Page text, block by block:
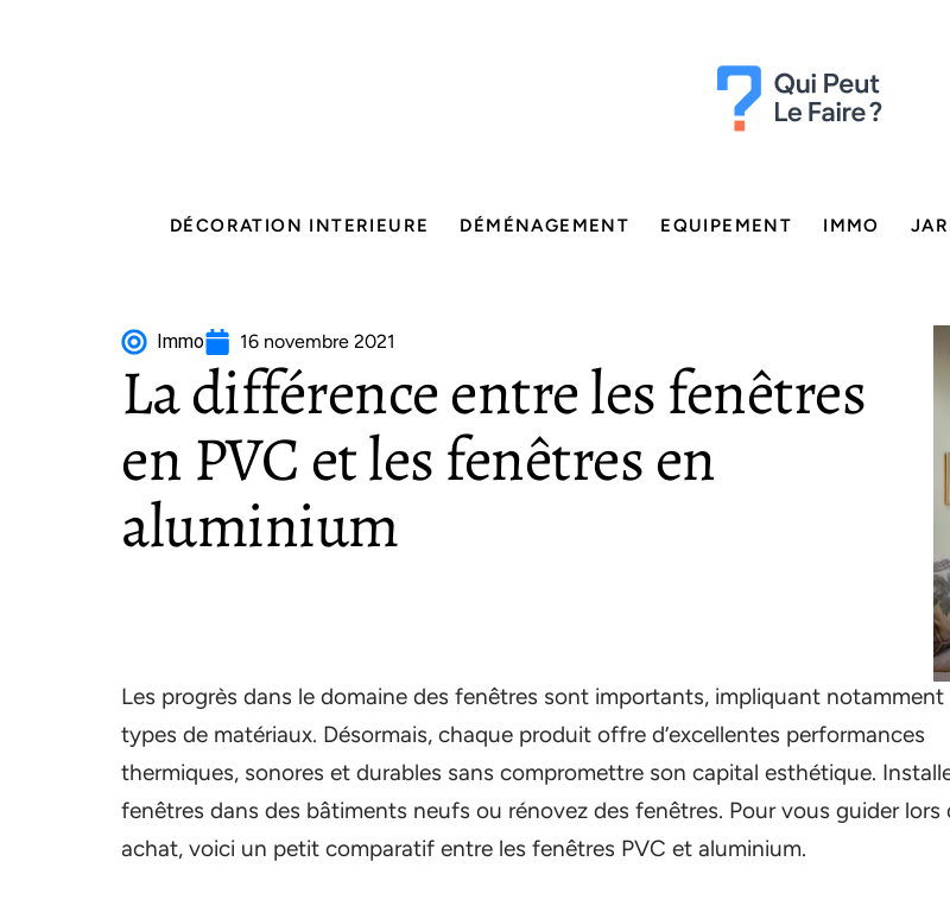
DÉCORATION INTERIEURE DÉMÉNAGEMENT EQUIPEMENT IMMO
Immo 16 novembre 2021
La différence entre les fenêtres
en PVC et les fenêtres en
aluminium
Les progrès dans le domaine des fenêtres sont importants, impliquant notamment
types de matériaux. Désormais, chaque produit offre d’excellentes performances
thermiques, sonores et durables sans compromettre son capital esthétique.
fenêtres dans des bâtiments neufs ou rénovez des fenêtres. Pour vous guider lors
achat, voici un petit comparatif entre les fenêtres PVC et aluminium.